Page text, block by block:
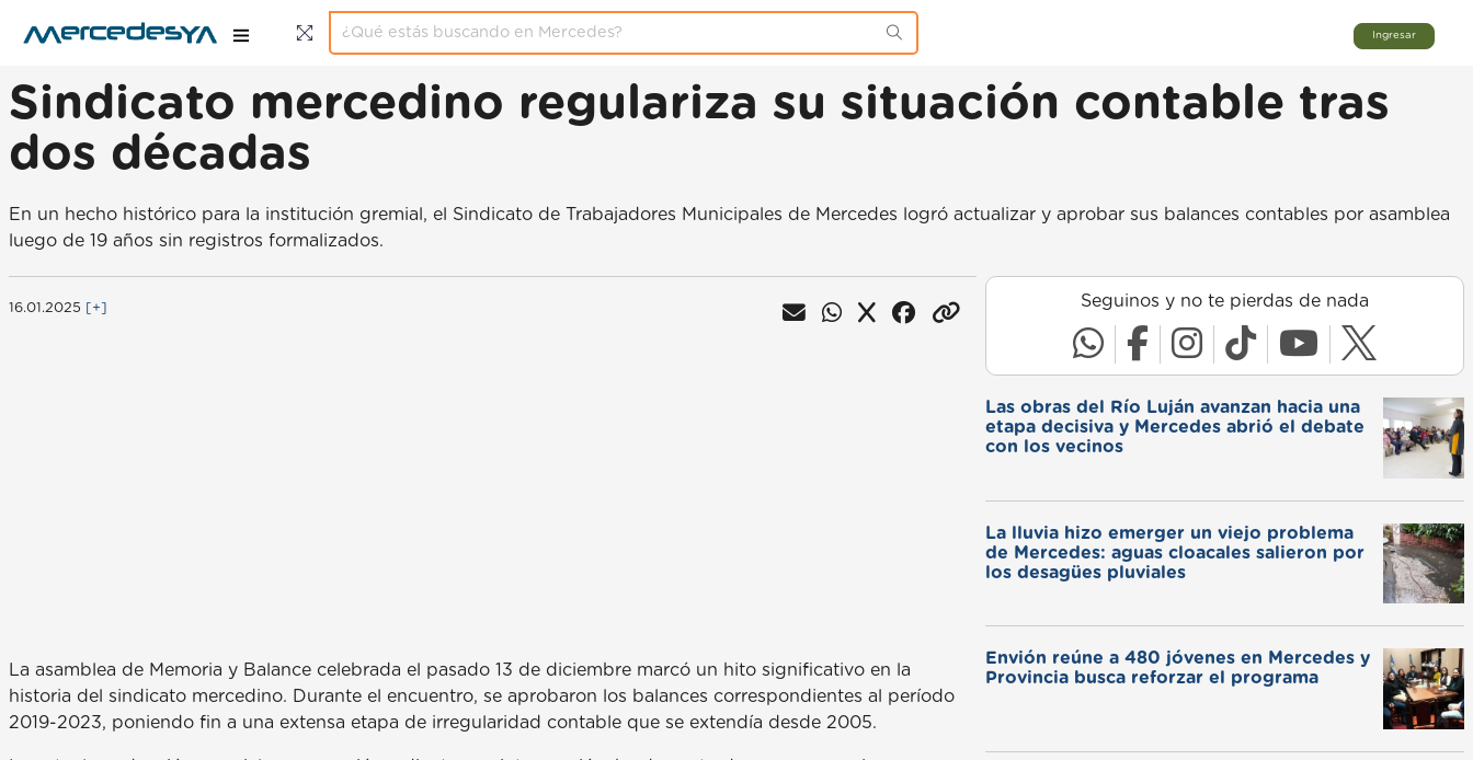
Ingresar
Sindicato mercedino regulariza su situación contable tras
dos décadas
En un hecho histórico para la institución gremial, el Sindicato de Trabajadores Municipales de Mercedes logró actualizar y aprobar sus balances contables por asamblea
luego de 19 años sin registros formalizados.
16.01.2025 [+]
La asamblea de Memoria y Balance celebrada el pasado 13 de diciembre marcó un hito significativo en la
historia del sindicato mercedino. Durante el encuentro, se aprobaron los balances correspondientes al período
2019-2023, poniendo fin a una extensa etapa de irregularidad contable que se extendía desde 2005.
Seguinos y no te pierdas de nada
Las obras del Río Luján avanzan hacia una
etapa decisiva y Mercedes abrió el debate
con los vecinos
La lluvia hizo emerger un viejo problema
de Mercedes: aguas cloacales salieron por
los desagües pluviales
Envión reúne a 480 jóvenes en Mercedes y
Provincia busca reforzar el programa